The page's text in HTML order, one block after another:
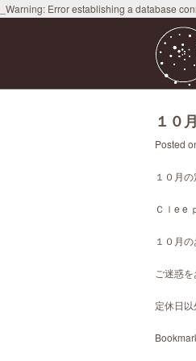
_Warning: Error establishing a database
１０
Posted
１０月
Ｃｌe e
１０月
ご迷惑
定休日